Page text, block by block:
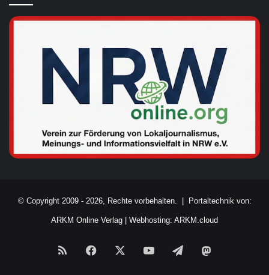
© Copyright 2009 - 2026, Rechte vorbehalten. | Portaltechnik von:
ARKM Online Verlag Webhosting: ARKM.cloud
RSS Facebook YouTubeTelegram